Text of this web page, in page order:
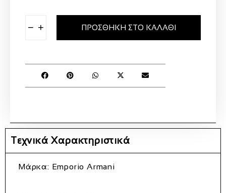
− + ΠΡΟΣΘΉΚΗ ΣΤΟ ΚΑΛΆΘΙ
Τεχνικά Χαρακτηριστικά
Μάρκα: Emporio Armani